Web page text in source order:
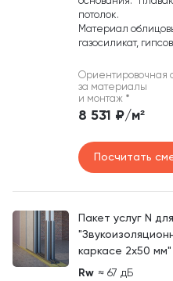
потолок.
Материал
газосиликат,
Ориентировочная
за материалы
и монтаж *
8 531 ₽/м²
Посчитать
Пакет услуг N
каркасе 2х50 мм"
Rw ≈ 67 дБ